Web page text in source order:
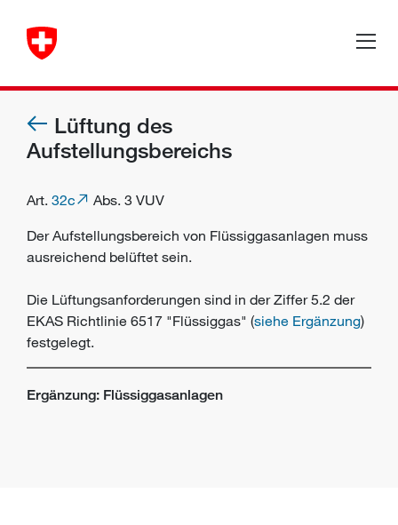
Lüftung des
Aufstellungsbereichs
Art. 32c
Abs. 3 VUV
Der Aufstellungsbereich von Flüssiggasanlagen muss
ausreichend belüftet sein.
Die Lüftungsanforderungen sind in der Ziffer 5.2 der
EKAS Richtlinie 6517 "Flüssiggas" (siehe Ergänzung)
festgelegt.
Ergänzung: Flüssiggasanlagen